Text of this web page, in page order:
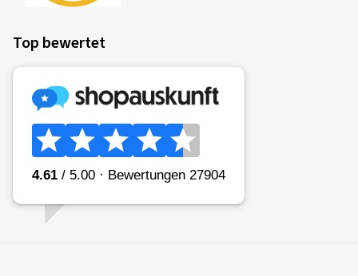
Top bewertet